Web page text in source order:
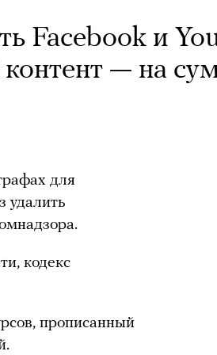
Facebook и
контент — на
для
удалить
кодекс
прописанный